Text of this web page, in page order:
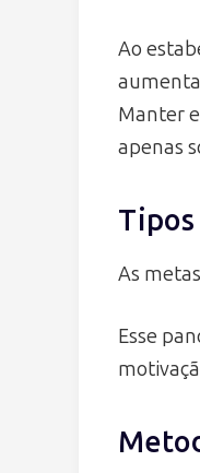
Ao
Manter
apenas
As
Esse